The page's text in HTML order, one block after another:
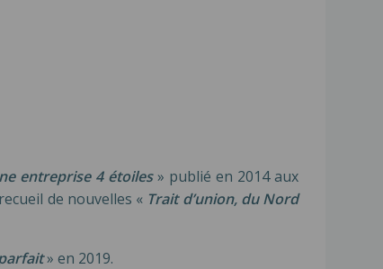
entreprise 4 étoiles» publié en 2014 aux
de nouvelles « Trait d’union, du Nord
» en 2019.